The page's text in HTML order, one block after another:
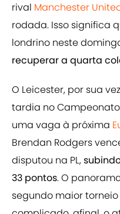
rival Manchester
rodada. Isso significa
londrino neste
recuperar a quarta
O Leicester, por sua
tardia no
uma vaga à próxima
Brendan Rodgers
disputou na PL,
33 pontos. O
segundo maior